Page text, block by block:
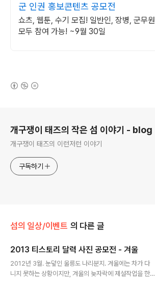
군 인권 홍보콘텐츠 공모전
쇼츠, 웹툰, 수기 모집! 일반인, 장병, 군무원
모두 참여 가능! ~9월 30일
개구쟁이 태즈의 작은 섬 이야기 - blog
개구쟁이 태즈의 이런저런 이야기
구독하기
섬의 일상/이벤트 의 다른 글
2013 티스토리 달력 사진 공모전 - 겨울
2012년 3월. 눈덮인 울릉도 나리분지. 겨울에는 차가 다
니지 못하는 상황이지만, 겨울의 늦자락에 제설작업을 한